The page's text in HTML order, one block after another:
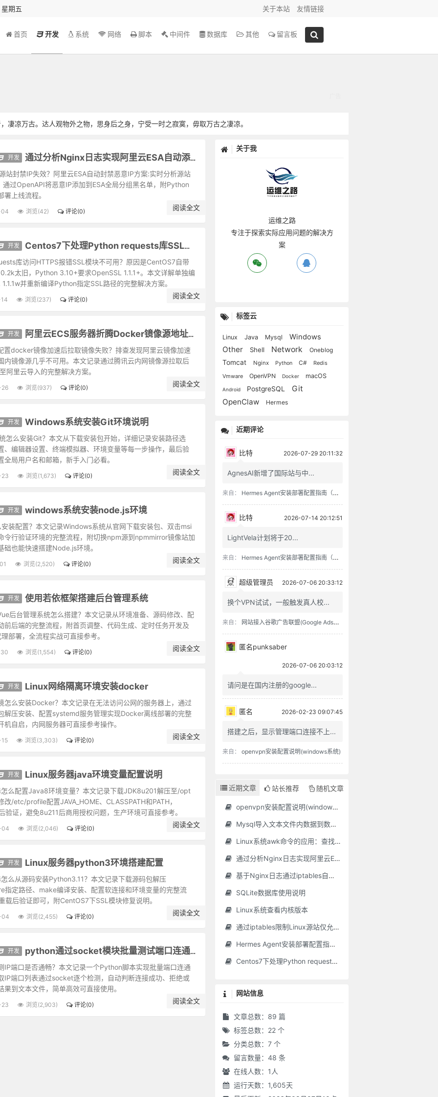
期五 关于本站 友情链接
首页 开发 系统 网络 脚本 中间件 数据库 其他 留言板
凄凉万古。达人观物外之物，思身后之身，宁受一时之寂寞，毋取万古之凄凉。
尤洁；智械机巧，不知者为高，知之而不用者为尤高。
，才是进德修行的砥石。若言言悦耳，事事快心，便把此生埋在鸩毒中矣。
欣欣。可见天地不可一日无和气，人心不可一日无喜神。
异非至人，至人只是常。
昼夜奔驰，而贞明万古不易。故君子闲时要有吃紧的心思，忙处要有悠闲的趣味。
，甘卑膝奴颜。盖志以淡泊明，而节从肥甘丧也。
；身后的惠泽要流得久，使人有不匮之思。
减三分让人尝：此是涉世一极安乐法。
流；为学无甚增益功夫，减除得物累便超圣境。
过，当不得一个“悔”字。
忌我，鬼神不能损我。若业必求满，功必求盈者，不生内变，必招外忧。
心和气、愉色婉言，使父母兄弟间形骸两释、意气交流，胜于调息观心万倍矣。
善毋过高，当使其可从。
而后正气伸。情欲意识，尽属妄心；消杀得妄心尽，而后真心现。
，则男女之见尽绝。故人常以事后之悔悟，破临事之痴迷，则性定而动无不正。
泉之下，须要怀廊庙的经纶。
感德，无怨便是德。
之士，要观其末路。
其行矣，如何能享？聪明人宜敛藏而反炫耀，是聪明而愚懵其病矣，如何能不败？
明之太霭；守静而后知好动之过劳，养默而后知多言之为躁。
道德仁义之心下，才可入圣。
色未必障道，聪明乃障道之藩屏。
退一步之法；行得去处，务加让三分之功。
不难于恭，而难于有礼。
宁谢纷华而甘澹泊，遗个清白在乾坤。
指便深入万仞；理路上事，毋惮其难而稍为退步，一退步便远隔千山。
浓；念头淡者，自待薄，待人亦薄，事事皆淡。故君子居常嗜好，不可太浓艳，亦不宜太枯寂。
所牢笼；人定胜天，志一动气，君子亦不受造化之陶铸。
足，如何超达？处世不退一步处，如飞蛾投烛，羝羊触藩，如何安乐？
留意于事功名誉，必无实诣；读书而寄兴于吟咏风雅，定不深心。
气；凶人无论行事狠戾，即声音笑语浑是杀机。
；受病于人所不见，必发于人所共见。故君子欲无得罪于昭昭，必先无得罪于冥冥。
者，方知少事之为福；唯平心者，始知多心之为祸。
当方圆并用；待善人宜宽，待恶人宜严，待庸众之人当宽严互存。
人有恩于我不可忘，而怨则不可不忘。
窃以济私，闻一善言假以覆短，是又藉寇兵而赍盗粮矣。
民，如衣冠盗。讲学不尚躬行，为口头禅；立业不思种德，为眼前花。
了；有一部真鼓吹，都被妖歌艳舞湮没了。学者须扫除外物，直觅本来，才有个真受用。
句好音。士君子幸列头角，复遇温饱，不思立好言、行好事，虽是在世百年，恰似未生一日。
趣味，若一味敛束清苦，是有秋杀无春生，何以发育万物？
无巧术，用术者乃所以为拙。
无不居有，宁处缺不处完。
情；客气未融者，虽泽四海利万世，终为剩技。
真；人知饥寒为忧，不知不饥不寒之忧为更甚。
播弄英雄、颠倒豪杰处。君子只是逆来顺受，居安思危，天亦无所用其伎俩矣。
逢物必杀；凝滞固执者，如死水腐木，生机已绝。俱难建功业而延福祉。
祸不可避，去杀机以为远祸之方而已。
集；十谋九成未必归功，一谋不成则訾议丛兴。君子所以宁默毋躁，宁拙毋巧。
冷者，受享亦凉薄；惟和气热心之人，其福亦厚，其泽也长。
宏朗；人欲路上甚窄，才寄迹，眼前俱是荆棘泥涂。
。只一优游不振，便终身无个进步。白沙云：“为人多病未足羞，一生无病是吾忧。”真确论也。
，变恩为惨，染洁为污，坏了一生人品。故古人以不贪为宝，所以度越一世。
开发
通过分析Nginx日志实现阿里云ESA自动添加黑名单
站封禁IP失效？阿里云ESA自动封禁恶意IP方案:实时分析源站
过OpenAPI将恶意IP添加到ESA全局分组黑名单，附Python
署上线流程。
浏览(42) 评论(0) 阅读全文
开发
Centos7下处理Python requests库SSL模块不可用问题
库访问HTTPS报错SSL模块不可用？原因是CentOS7自带
太旧，Python 3.10+要求OpenSSL 1.1.1+。本文详解单独编
并重新编译Python指定SSL路径的完整解决方案。
浏览(237) 评论(0) 阅读全文
开发
阿里云ECS服务器折腾Docker镜像源地址修改记录
置docker镜像加速后拉取镜像失败？排查发现阿里云镜像加速
内镜像源几乎不可用。本文记录通过腾讯云内网镜像源拉取后
阿里云导入的完整解决方案。
浏览(937) 评论(0) 阅读全文
开发 Windows系统安装Git环境说明
怎么安装Git？本文从下载安装包开始，详细记录安装路径选
、编辑器设置、终端模拟器、环境变量等每一步操作，最后验
全局用户名和邮箱，新手入门必看。
浏览(1,673) 评论(0) 阅读全文
开发 windows系统安装node.js环境
装配置？本文记录Windows系统从官网下载安装包、双击msi
令行验证环境的完整流程，附切换npm源到npmmirror镜像站加
础也能快速搭建Node.js环境。
浏览(2,520) 评论(0) 阅读全文
开发 使用若依框架搭建后台管理系统
后台管理系统怎么搭建？本文记录从环境准备、源码修改、配
前后端的完整流程，附首页调整、代码生成、定时任务开发及
部署，全流程实战可直接参考。
浏览(1,554) 评论(0) 阅读全文
开发 Linux网络隔离环境安装docker
怎么安装Docker？本文记录在无法访问公网的服务器上，通过
解压安装、配置systemd服务管理实现Docker离线部署的完整
机自启，内网服务器可直接参考操作。
浏览(3,303) 评论(0) 阅读全文
开发 Linux服务器java环境变量配置说明
么配置Java8环境变量？本文记录下载JDK8u201解压至/opt
改/etc/profile配置JAVA_HOME、CLASSPATH和PATH，
验证，避免8u211后商用授权问题，生产环境可直接参考。
04 浏览(2,046) 评论(0) 阅读全文
开发 Linux服务器python3环境搭建配置
么从源码安装Python3.11？本文记录下载源码包解压
指定路径、make编译安装、配置软连接和环境变量的完整流
载后验证即可，附CentOS7下SSL模块修复说明。
04 浏览(2,455) 评论(0) 阅读全文
开发
python通过socket模块批量测试端口连通性
IP端口是否通畅？本文记录一个Python脚本实现批量端口连通
IP端口列表通过socket逐个检测，自动判断连接成功、拒绝或
果到文本文件，简单高效可直接使用。
浏览(2,903) 评论(0) 阅读全文
关于我
运维之路
专注于探索实际应用问题的解决方
案
标签云
Linux Java Mysql Windows
Other Shell Network Oneblog
Tomcat Nginx Python C#
Redis
Vmware
OpenVPN Docker macOS
Android PostgreSQL
Git
OpenClaw
Hermes
近期评论
比特 2026-07-29 20:11:32
AgnesAI新增了国际站与中...
来自： Hermes Agent安装部署配置指南（含零成本接入方案）
比特 2026-07-14 20:12:51
LightVela计划将于20...
来自： Hermes Agent安装部署配置指南（含零成本接入方案）
超级管理员 2026-07-06 20:33:12
换个VPN试试，一般触发真人校...
来自： 网站接入谷歌广告联盟(Google Adsense)过程记录
匿名punksaber
2026-07-06 20:03:12
请问是在国内注册的google...
来自：
匿名 2026-02-23 09:07:45
搭建之后，显示管理端口连接不上...
来自：openvpn安装配置说明(windows系统)
近期文章 站长推荐 随机文章
openvpn安装配置说明(windows系统)
Mysql导入文本文件内数据到数据库表
Linux系统awk命令的应用：查找文本文件中最长行
通过分析Nginx日志实现阿里云ESA自动添加黑名单
基于Nginx日志通过iptables自动封禁恶意IP的脚本
SQLite数据库使用说明
Linux系统查看内核版本
通过iptables限制Linux源站仅允许CDN回源IP访问
Hermes Agent安装部署配置指南（含零成本接入方案）
Centos7下处理Python requests库SSL模块不可用问题
网站信息
文章总数：89 篇
标签总数：22 个
分类总数：7 个
留言数量：48 条
在线人数： 1 人
运行天数：1,605天